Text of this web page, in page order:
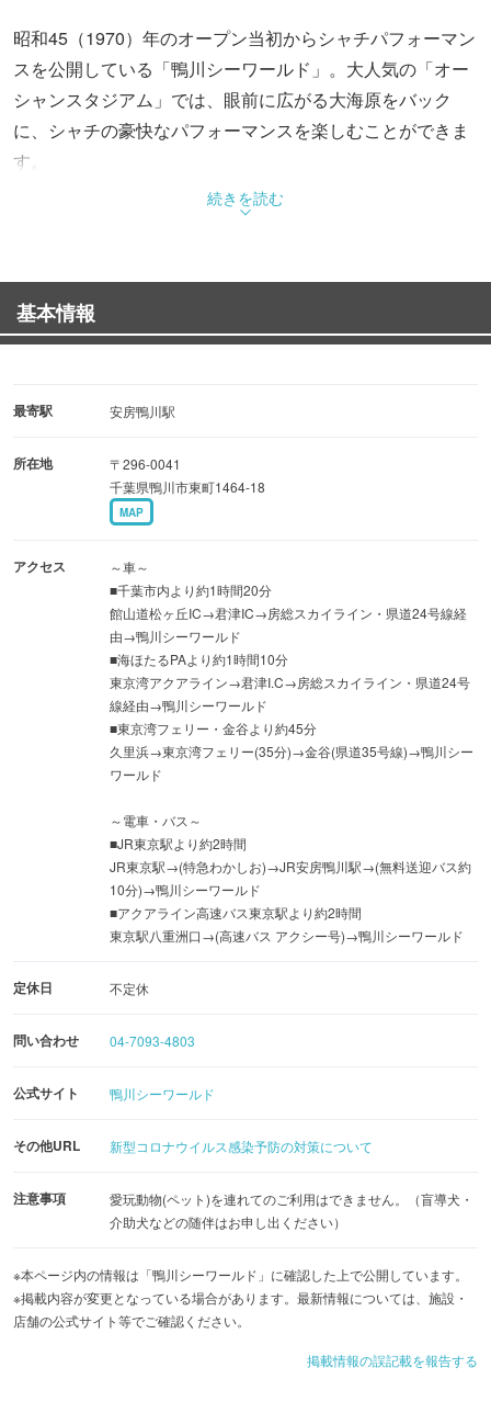
昭和45（1970）年のオープン当初からシャチパフォーマン
スを公開している「鴨川シーワールド」。大人気の「オー
シャンスタジアム」では、眼前に広がる大海原をバック
に、シャチの豪快なパフォーマンスを楽しむことができま
す。
海獣類の生息地を再現した「ロッキーワールド」では、ア
チ、エトピリカやペンギンなどの様子を観察可能。「サー
フスタジアム」では、海のアイドル・イルカのパフォーマ
ンスも実施しています。
ほかにも、川から海へと続く水の流れを再現し、川魚や鴨
サンゴ環礁をモデルに熱帯の魚やサメを展示している「ト
ロピカルアイランド」、ベルーガのパフォーマンスが観覧
できる「マリンシアター」、ウミガメが自然界同様に産卵
し子亀が海に帰る過程を再現した「ウミガメの浜」など、
見どころは多岐にわたります。
続きを読む
基本情報
最寄駅 安房鴨川駅
所在地
〒296-0041
千葉県鴨川市東町1464-18
MAP
アクセス
～車～
■千葉市内より約1時間20分
館山道松ヶ丘IC→君津IC→房総スカイライン・県道24号線経
由→鴨川シーワールド
■海ほたるPAより約1時間10分
東京湾アクアライン→君津I.C→房総スカイライン・県道24号
線経由→鴨川シーワールド
■東京湾フェリー・金谷より約45分
久里浜→東京湾フェリー(35分)→金谷(県道35号線)→鴨川シー
ワールド
～電車・バス～
■JR東京駅より約2時間
JR東京駅→(特急わかしお)→JR安房鴨川駅→(無料送迎バス約
10分)→鴨川シーワールド
■アクアライン高速バス東京駅より約2時間
東京駅八重洲口→(高速バス アクシー号)→鴨川シーワールド
定休日 不定休
問い合わせ 04-7093-4803
公式サイト 鴨川シーワールド
その他URL 新型コロナウイルス感染予防の対策について
注意事項
愛玩動物(ペット)を連れてのご利用はできません。（盲導犬・
介助犬などの随伴はお申し出ください）
※本ページ内の情報は「鴨川シーワールド」に確認した上で公開しています。
※掲載内容が変更となっている場合があります。最新情報については、施設・
店舗の公式サイト等でご確認ください。
掲載情報の誤記載を報告する